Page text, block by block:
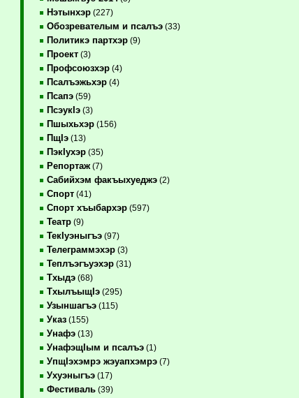
Нэтынхэр(227)
Обозревателым и псалъэ(33)
Политикэ партхэр(9)
Проект(3)
Профсоюзхэр(4)
Псалъэжьхэр(4)
Псапэ(59)
ПсэукIэ(3)
Пшыхьхэр(156)
ПщIэ(13)
ПэкIухэр(35)
Репортаж(7)
Сабийхэм факъыхуеджэ(2)
Спорт(41)
Спорт хъыбархэр(597)
Театр(9)
ТекIуэныгъэ(97)
Телеграммэхэр(3)
Теплъэгъуэхэр(31)
Тхыдэ(68)
ТхылъыщIэ(295)
Узыншагъэ(115)
Указ(155)
Унафэ(13)
УнафэщIым и псалъэ(1)
УпщIэхэмрэ жэуапхэмрэ(7)
Ухуэныгъэ(17)
Фестиваль(39)